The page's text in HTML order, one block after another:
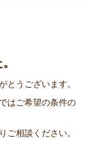
とうございます。
はご希望の条件の
ご相談ください。